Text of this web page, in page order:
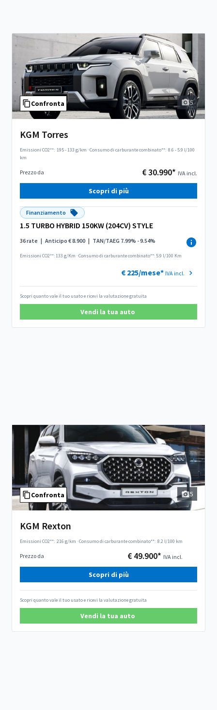
Confronta 5
KGM Torres
Emissioni CO2**: 195 - 133 g/km ·Consumo di carburante combinato**: 8.6 - 5.9 l/100
km
Prezzo da € 30.990* IVA incl.
Scopri di più
Finanziamento
1.5 TURBO HYBRID 150KW (204CV) STYLE
36 rate | Anticipo € 8.900 | TAN/TAEG 7.99% - 9.54%
Emissioni CO2**: 133 g/Km ·Consumo di carburante combinato**: 5.9 l/100 Km
€ 225/mese* IVA incl.
Scopri quanto vale il tuo usato e ricevi la valutazione gratuita
Vendi la tua auto
Confronta 5
KGM Rexton
Emissioni CO2**: 216 g/km ·Consumo di carburante combinato**: 8.2 l/100 km
Prezzo da € 49.900* IVA incl.
Scopri di più
Scopri quanto vale il tuo usato e ricevi la valutazione gratuita
Vendi la tua auto